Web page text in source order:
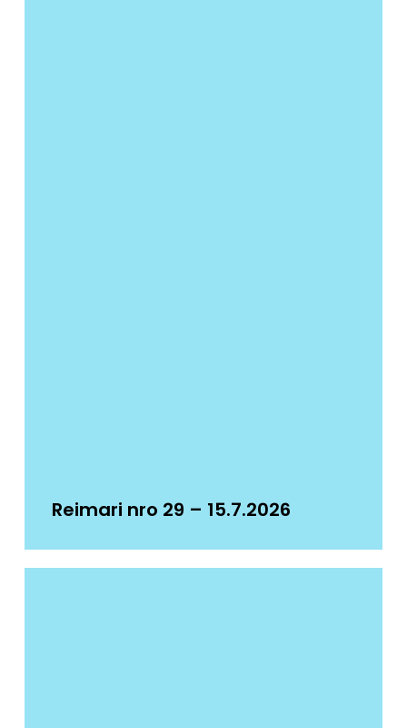
Reimari nro 29 – 15.7.2026